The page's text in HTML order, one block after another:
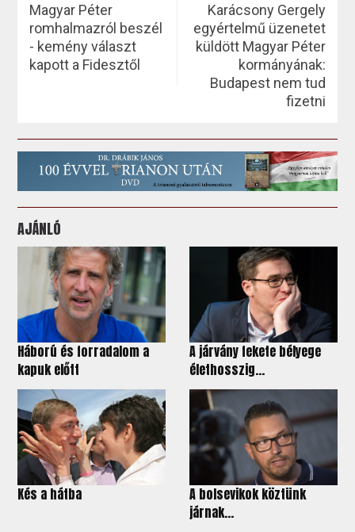
Magyar Péter
romhalmazról beszél
- kemény választ
kapott a Fidesztől
Karácsony Gergely
egyértelmű üzenetet
küldött Magyar Péter
kormányának:
Budapest nem tud
fizetni
AJÁNLÓ
Háború és forradalom a
kapuk előtt
A járvány fekete bélyege
élethosszig...
Kés a hátba
A bolsevikok köztünk
járnak…